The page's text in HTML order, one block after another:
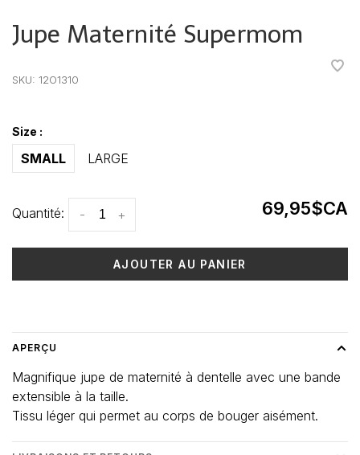
Jupe Maternité Supermom
SKU: 12O1310
Size :
SMALL LARGE
Quantité: +
- 69,95$CA
AJOUTER AU PANIER
APERÇU
Magnifique jupe de maternité à dentelle avec une bande
extensible à la taille.
Tissu léger qui permet au corps de bouger aisément.